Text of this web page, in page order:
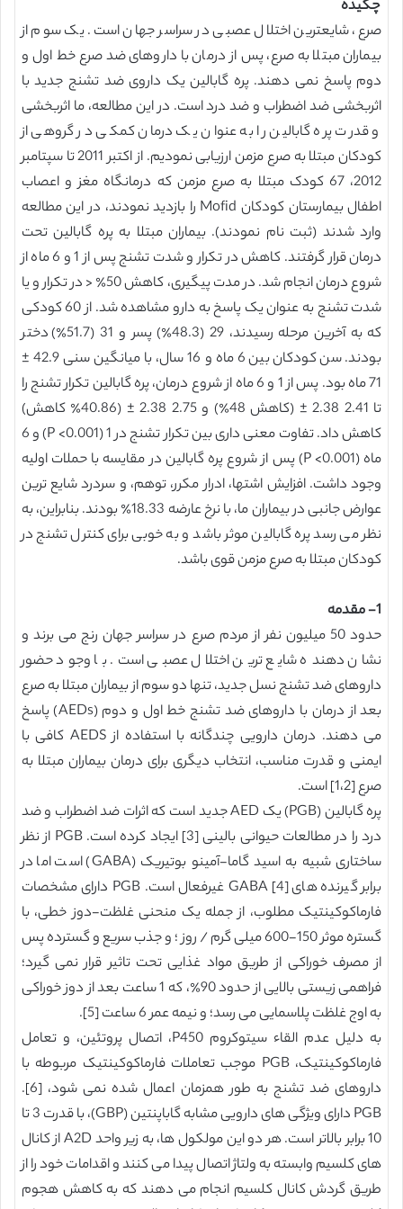
چکیده
صرع، شایعترین اختلال عصبی در سراسر جهان است. یک سوم از
بیماران مبتلا به صرع، پس از درمان با داروهای ضد صرع خط اول و
دوم پاسخ نمی دهند. پره گابالین یک داروی ضد تشنج جدید با
اثربخشی ضد اضطراب و ضد درد است. در این مطالعه، ما اثربخشی
و قدرت پره گابالین را به عنوان یک درمان کمکی در گروهی از
کودکان مبتلا به صرع مزمن ارزیابی نمودیم. از اکتبر 2011 تا سپتامبر
2012، 67 کودک مبتلا به صرع مزمن که درمانگاه مغز و اعصاب
اطفال بیمارستان کودکان Mofid را بازدید نمودند، در این مطالعه
وارد شدند (ثبت نام نمودند). بیماران مبتلا به پره گابالین تحت
درمان قرار گرفتند. کاهش در تکرار و شدت تشنج پس از 1 و 6 ماه از
شروع درمان انجام شد. در مدت پیگیری، کاهش 50٪ < در تکرار و یا
شدت تشنج به عنوان یک پاسخ به دارو مشاهده شد. از 60 کودکی
که به آخرین مرحله رسیدند، 29 (48.3٪) پسر و 31 (51.7٪) دختر
بودند. سن کودکان بین 6 ماه و 16 سال، با میانگین سنی 42.9 ±
71 ماه بود. پس از 1 و 6 ماه از شروع درمان، پره گابالین تکرار تشنج را
تا 2.41 2.38 ± (کاهش 48٪) و 2.75 2.38 ± (40.86٪ کاهش)
کاهش داد. تفاوت معنی داری بین تکرار تشنج در 1 (P <0.001) و 6
ماه (P <0.001) پس از شروع پره گابالین در مقایسه با حملات اولیه
وجود داشت. افزایش اشتها، ادرار مکرر، توهم، و سردرد شایع ترین
عوارض جانبی در بیماران ما، با نرخ عارضه 18.33٪ بودند. بنابراین، به
نظر می رسد پره گابالین موثر باشد و به خوبی برای کنترل تشنج در
کودکان مبتلا به صرع مزمن قوی باشد.
1- مقدمه
حدود 50 میلیون نفر از مردم صرع در سراسر جهان رنج می برند و
نشان دهنده شایع ترین اختلال عصبی است. با وجود حضور
داروهای ضد تشنج نسل جدید، تنها دو سوم از بیماران مبتلا به صرع
بعد از درمان با داروهای ضد تشنج خط اول و دوم (AEDs) پاسخ
می دهند. درمان دارویی چندگانه با استفاده از AEDS کافی با
ایمنی و قدرت مناسب، انتخاب دیگری برای درمان بیماران مبتلا به
صرع [1،2] است.
پره گابالین (PGB) یک AED جدید است که اثرات ضد اضطراب و ضد
درد را در مطالعات حیوانی بالینی [3] ایجاد کرده است. PGB از نظر
ساختاری شبیه به اسید گاما-آمینو بوتیریک (GABA) است اما در
برابر گیرنده های GABA [4] غیرفعال است. PGB دارای مشخصات
فارماکوکینتیک مطلوب، از جمله یک منحنی غلظت-دوز خطی، با
گستره موثر 150-600 میلی گرم / روز ؛ و جذب سریع و گسترده پس
از مصرف خوراکی از طریق مواد غذایی تحت تاثیر قرار نمی گیرد؛
فراهمی زیستی بالایی از حدود 90٪، که 1 ساعت بعد از دوز خوراکی
به اوج غلظت پلاسمایی می رسد؛ و نیمه عمر 6 ساعت [5].
به دلیل عدم القاء سیتوکروم P450، اتصال پروتئین، و تعامل
فارماکوکینتیک، PGB موجب تعاملات فارماکوکینتیک مربوطه با
داروهای ضد تشنج به طور همزمان اعمال شده نمی شود، [6].
PGB دارای ویژگی های دارویی مشابه گاباپنتین (GBP)، با قدرت 3 تا
10 برابر بالاتر است. هر دو این مولکول ها، به زیر واحد A2D از کانال
های کلسیم وابسته به ولتاژ اتصال پیدا می کنند و اقدامات خود را از
طریق گردش کانال کلسیم انجام می دهند که به کاهش هجوم